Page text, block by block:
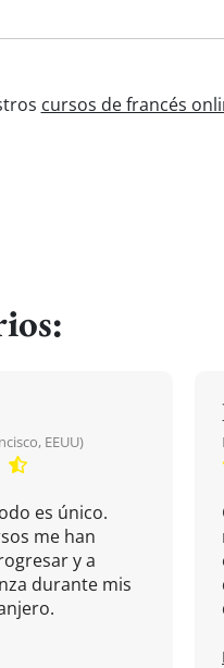
cursos de francés
EEUU)
es único.
me han
y a
durante mis